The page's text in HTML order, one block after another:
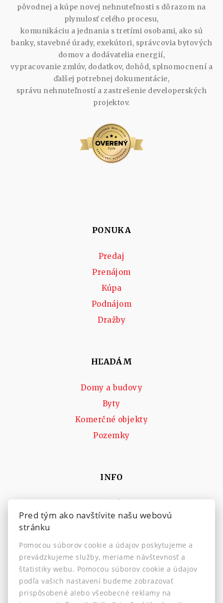
pôvodnej a kúpe novej nehnuteľnosti s dôrazom na
plynulosť celého procesu,
komunikáciu a jednania s tretími osobami, ako sú
banky, stavebné úrady, exekútori, správcovia bytových
domov a dodávatelia energií,
vypracovanie zmlúv, dodatkov, dohôd, splnomocnení a
ďalšej potrebnej dokumentácie,
správu nehnuteľností a zastrešenie developerských
projektov.
PONUKA
Predaj
Prenájom
Kúpa
Podnájom
Dražby
HĽADÁM
Domy a budovy
Byty
Komerčné objekty
Pozemky
INFO
Napíšte nám
Nastavenie cookies
Pred tým ako navštívite našu webovú
stránku
Pomocou súborov cookie a údajov poskytujeme a
prevádzkujeme služby, meriame návštevnosť a
štatistiky webu. Pomocou súborov cookie a údajov
podľa vašich nastavení budeme zobrazovať
prispôsobené alebo všeobecné reklamy na